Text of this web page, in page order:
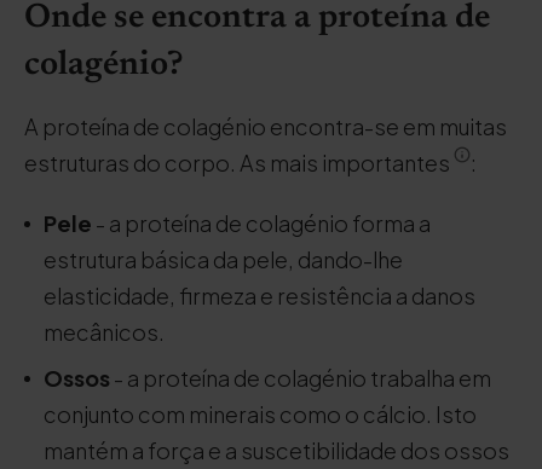
Onde se encontra a proteína de
colagénio?
A proteína de colagénio encontra-se em muitas
estruturas do corpo. As mais importantes
:
Pele - a proteína de colagénio forma a
estrutura básica da pele, dando-lhe
elasticidade, firmeza e resistência a danos
mecânicos.
Ossos - a proteína de colagénio trabalha em
conjunto com minerais como o cálcio. Isto
mantém a força e a suscetibilidade dos ossos